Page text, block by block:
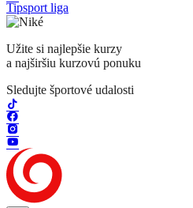
Tipsport liga
Užite si najlepšie kurzy
a najširšiu kurzovú ponuku
Sledujte športové udalosti